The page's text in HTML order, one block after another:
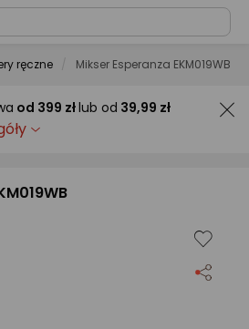
ręczne Mikser Esperanza EKM019WB
od 399 złlub od 39,99 zł